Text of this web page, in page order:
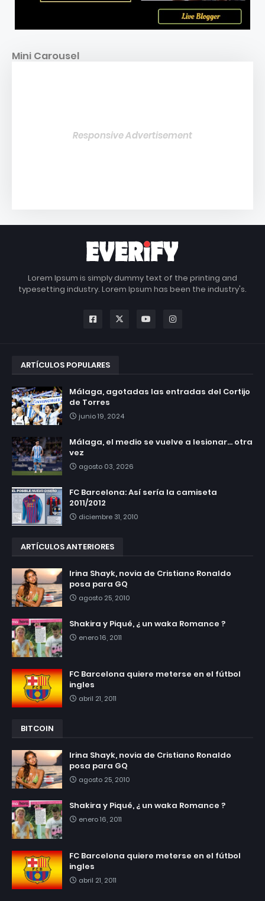
Mini Carousel
Responsive Advertisement
Lorem Ipsum is simply dummy text of the printing and
typesetting industry. Lorem Ipsum has been the industry's.
ARTÍCULOS POPULARES
Málaga, agotadas las entradas del Cortijo
de Torres
junio 19, 2024
Málaga, el medio se vuelve a lesionar... otra
vez
agosto 03, 2026
FC Barcelona: Así sería la camiseta
2011/2012
diciembre 31, 2010
ARTÍCULOS ANTERIORES
Irina Shayk, novia de Cristiano Ronaldo
posa para GQ
agosto 25, 2010
Shakira y Piqué, ¿ un waka Romance ?
enero 16, 2011
FC Barcelona quiere meterse en el fútbol
ingles
abril 21, 2011
BITCOIN
Irina Shayk, novia de Cristiano Ronaldo
posa para GQ
agosto 25, 2010
Shakira y Piqué, ¿ un waka Romance ?
enero 16, 2011
FC Barcelona quiere meterse en el fútbol
ingles
abril 21, 2011